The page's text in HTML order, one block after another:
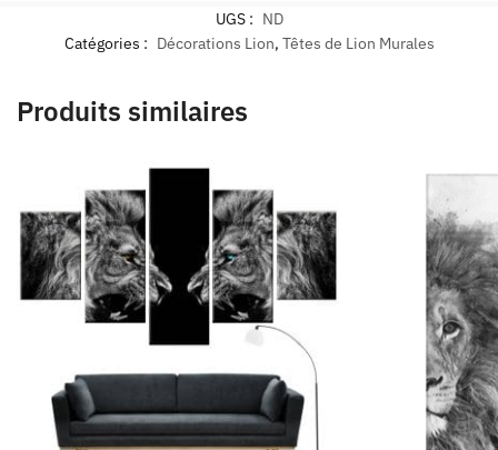
UGS : ND
Catégories : Décorations Lion, Têtes de Lion Murales
Produits similaires